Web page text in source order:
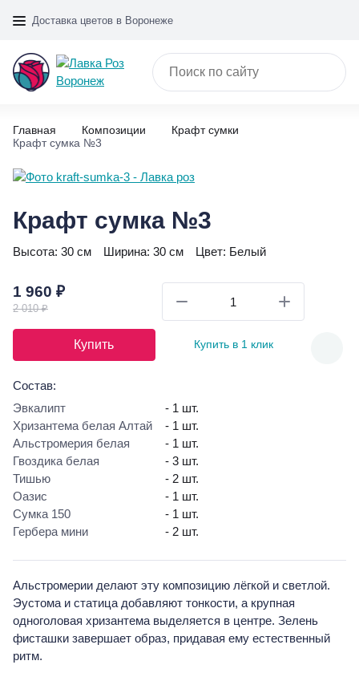
Доставка цветов в Воронеже
Главная Композиции
Крафт сумки
Крафт сумка №3
Крафт сумка №3
Высота: 30 см Ширина: 30 см Цвет: Белый
1 960 ₽
2 010 ₽
Купить Купить в 1 клик
Состав:
Эвкалипт
- 1 шт.
Хризантема белая Алтай
- 1 шт.
Альстромерия белая
- 1 шт.
Гвоздика белая
- 3 шт.
Тишью
- 2 шт.
Оазис
- 1 шт.
Сумка 150
- 1 шт.
Гербера мини
- 2 шт.
Альстромерии делают эту композицию лёгкой и светлой.
Эустома и статица добавляют тонкости, а крупная
одноголовая хризантема выделяется в центре. Зелень
фисташки завершает образ, придавая ему естественный
ритм.